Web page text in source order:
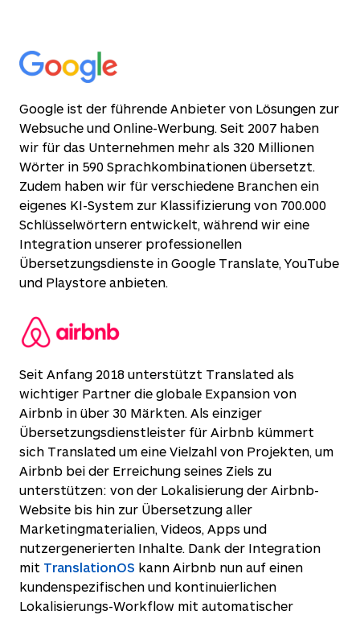
Google ist der führende Anbieter von Lösungen zur
Websuche und Online-Werbung. Seit 2007 haben
wir für das Unternehmen mehr als 320 Millionen
Wörter in 590 Sprachkombinationen übersetzt.
Zudem haben wir für verschiedene Branchen ein
eigenes KI-System zur Klassifizierung von 700.000
Schlüsselwörtern entwickelt, während wir eine
Integration unserer professionellen
Übersetzungsdienste in Google Translate, YouTube
und Playstore anbieten.
Seit Anfang 2018 unterstützt Translated als
wichtiger Partner die globale Expansion von
Airbnb in über 30 Märkten. Als einziger
Übersetzungsdienstleister für Airbnb kümmert
sich Translated um eine Vielzahl von Projekten, um
Airbnb bei der Erreichung seines Ziels zu
unterstützen: von der Lokalisierung der Airbnb-
Website bis hin zur Übersetzung aller
Marketingmaterialien, Videos, Apps und
nutzergenerierten Inhalte. Dank der Integration
mit TranslationOS kann Airbnb nun auf einen
kundenspezifischen und kontinuierlichen
Lokalisierungs-Workflow mit automatischer